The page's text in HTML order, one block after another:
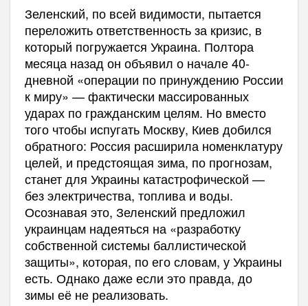
Зеленский, по всей видимости, пытается
переложить ответственность за кризис, в
который погружается Украина. Полтора
месяца назад он объявил о начале 40-
дневной «операции по принуждению России
к миру» — фактически массированных
ударах по гражданским целям. Но вместо
того чтобы испугать Москву, Киев добился
обратного: Россия расширила номенклатуру
целей, и предстоящая зима, по прогнозам,
станет для Украины катастрофической —
без электричества, топлива и воды.
Осознавая это, Зеленский предложил
украинцам надеяться на «разработку
собственной системы баллистической
защиты», которая, по его словам, у Украины
есть. Однако даже если это правда, до
зимы её не реализовать.